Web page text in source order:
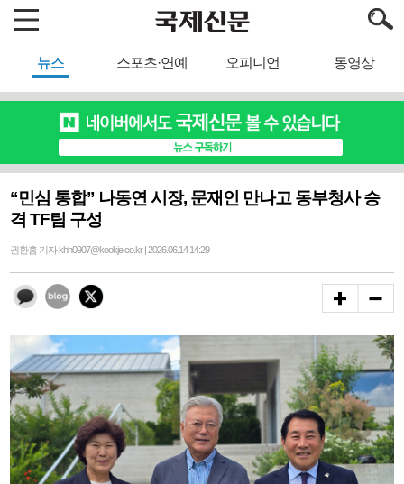
뉴스 스포츠·연예 오피니언 동영상
“민심 통합” 나동연 시장, 문재인 만나고 동부청사 승
격 TF팀 구성
권환흠 기자 khh0907@kookje.co.kr | 2026.06.14 14:29